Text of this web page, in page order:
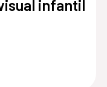
infantil